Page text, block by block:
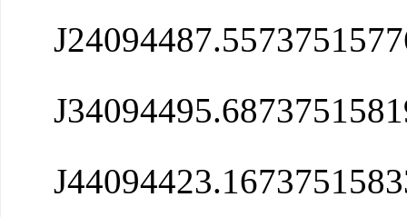
J24094487.557
J34094495.687
J4